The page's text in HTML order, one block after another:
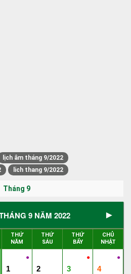
lịch âm tháng 9/2022
lich thang 9/2022
Tháng 9
9 NĂM 2022 ►
THỨ
NĂM
THỨ
SÁU
THỨ
BẨY
CHỦ
NHẬT
●
1 2
●
3
●
4